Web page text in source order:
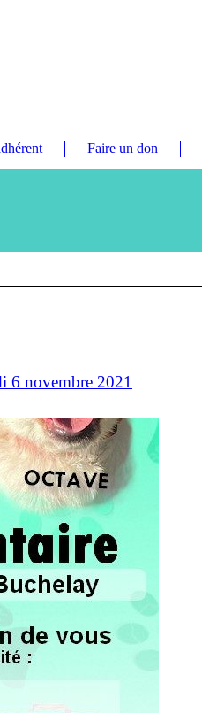
Faire un don
6 novembre 2021